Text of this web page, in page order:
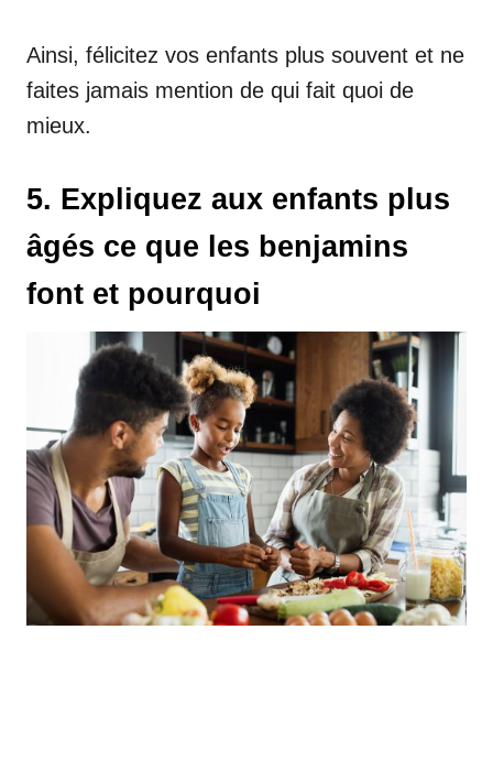
Ainsi, félicitez vos enfants plus souvent et ne
faites jamais mention de qui fait quoi de
mieux.
5. Expliquez aux enfants plus
âgés ce que les benjamins
font et pourquoi